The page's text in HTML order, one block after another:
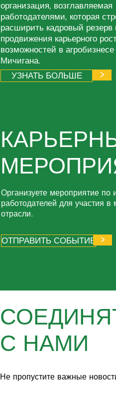
организация, возглавляемая
работодателями, которая
расширить кадровый резерв
продвижения карьерного
возможностей в
Мичигана.
УЗНАТЬ БОЛЬШЕ
>
Организуете мероприятие по
работодателей для участия
отрасли.
ОТПРАВИТЬ СОБЫТИЕ >
С НАМИ
Не пропустите важные